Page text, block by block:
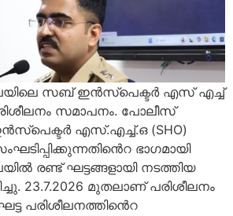
സബ് ഇൻസ്പെക്ടർ എസ് എച്ച്
സമാപനം. പോലീസ്
എസ്.എച്ച്.ഒ (SHO)
ഭാഗമായി
രണ്ട് ഘട്ടങ്ങളായി നടത്തിയ
23.7.2026 മുതലാണ് പരിശീലനം
പരിശീലനത്തിൻെറ